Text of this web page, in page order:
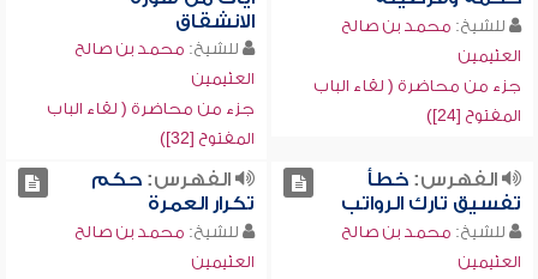
للشيخ: محمد بن صالح
العثيمين
جزء من محاضرة ( لقاء الباب
المفتوح [24])
الانشقاق
للشيخ: محمد بن صالح
العثيمين
جزء من محاضرة ( لقاء الباب
المفتوح [32])
الفهرس:خطأ
تفسيق تارك الرواتب
للشيخ: محمد بن صالح
العثيمين
الفهرس:حكم
تكرار العمرة
للشيخ: محمد بن صالح
العثيمين